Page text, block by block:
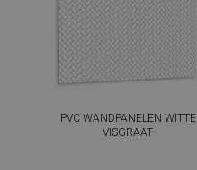
PVC WANDPANELEN WITTE
VISGRAAT